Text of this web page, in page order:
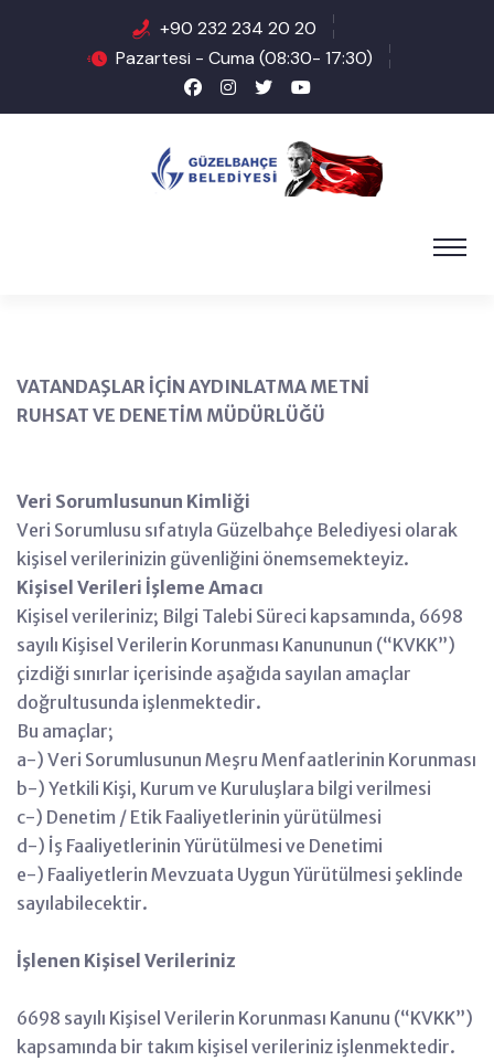
+90 232 234 20 20
Pazartesi - Cuma (08:30- 17:30)
VATANDAŞLAR İÇİN AYDINLATMA METNİ
RUHSAT VE DENETİM MÜDÜRLÜĞÜ
Veri Sorumlusunun Kimliği
Veri Sorumlusu sıfatıyla Güzelbahçe Belediyesi olarak
kişisel verilerinizin güvenliğini önemsemekteyiz.
Kişisel Verileri İşleme Amacı
Kişisel verileriniz; Bilgi Talebi Süreci kapsamında, 6698
sayılı Kişisel Verilerin Korunması Kanununun (“KVKK”)
çizdiği sınırlar içerisinde aşağıda sayılan amaçlar
doğrultusunda işlenmektedir.
Bu amaçlar;
a-) Veri Sorumlusunun Meşru Menfaatlerinin Korunması
b-) Yetkili Kişi, Kurum ve Kuruluşlara bilgi verilmesi
c-) Denetim / Etik Faaliyetlerinin yürütülmesi
d-) İş Faaliyetlerinin Yürütülmesi ve Denetimi
e-) Faaliyetlerin Mevzuata Uygun Yürütülmesi şeklinde
sayılabilecektir.
İşlenen Kişisel Verileriniz
6698 sayılı Kişisel Verilerin Korunması Kanunu (“KVKK”)
kapsamında bir takım kişisel verileriniz işlenmektedir.